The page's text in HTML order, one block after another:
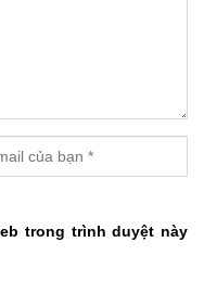
trong trình duyệt này